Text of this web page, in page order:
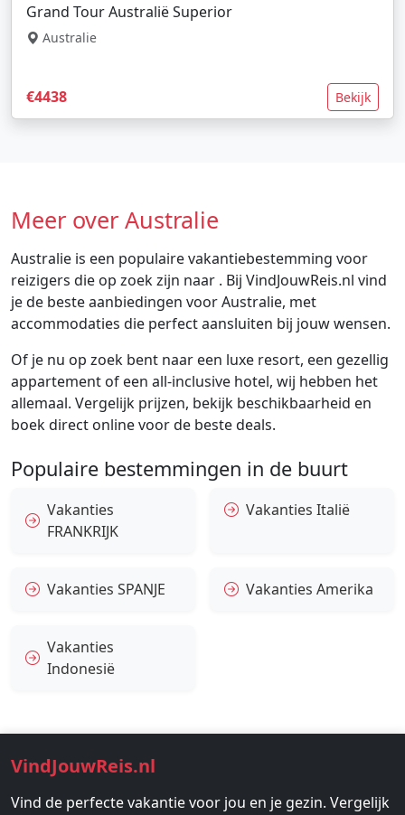
Grand Tour Australië Superior
Australie
€4438 Bekijk
Meer over Australie
Australie is een populaire vakantiebestemming voor
reizigers die op zoek zijn naar . Bij VindJouwReis.nl vind
je de beste aanbiedingen voor Australie, met
accommodaties die perfect aansluiten bij jouw wensen.
Of je nu op zoek bent naar een luxe resort, een gezellig
appartement of een all-inclusive hotel, wij hebben het
allemaal. Vergelijk prijzen, bekijk beschikbaarheid en
boek direct online voor de beste deals.
Populaire bestemmingen in de buurt
Vakanties
FRANKRIJK
Vakanties Italië
Vakanties SPANJE Vakanties Amerika
Vakanties
Indonesië
VindJouwReis.nl
Vind de perfecte vakantie voor jou en je gezin. Vergelijk